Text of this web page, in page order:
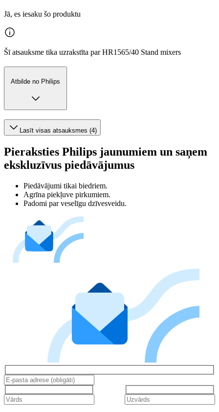
Jā, es iesaku šo produktu
Šī atsauksme tika uzrakstīta par HR1565/40 Stand mixers
Atbilde no Philips
Lasīt visas atsauksmes (4)
Pieraksties Philips jaunumiem un saņem
ekskluzīvus piedāvājumus
Piedāvājumi tikai biedriem.
Agrīna piekļuve pirkumiem.
Padomi par veselīgu dzīvesveidu.